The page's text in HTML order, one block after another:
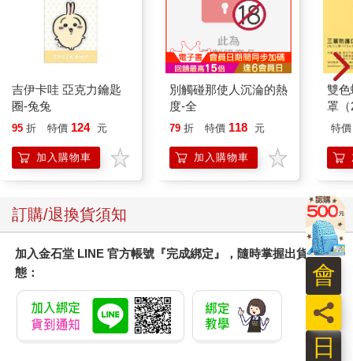
吉伊卡哇 亞克力鑰匙
圈-兔兔
95 折 特價 124 元
加入購物車
別觸碰那使人沉淪的熱
度-全
79 折 特價 118 元
加入購物車
雙
罩（
特價
訂購/退換貨須知
加入金石堂 LINE 官方帳號『完成綁定』，隨時掌握出貨動
態：
日
員
會